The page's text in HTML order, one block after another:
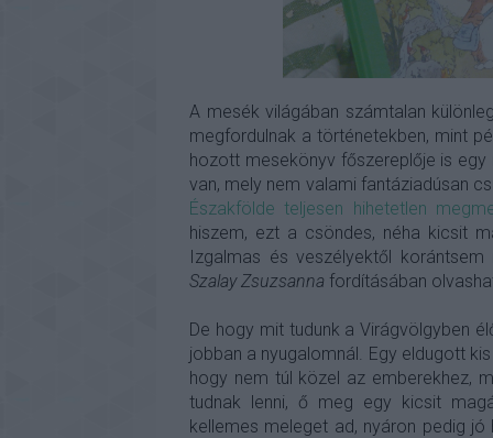
A mesék világában számtalan
megfordulnak a történetekben, mint
hozott mesekönyv főszereplője is
van, mely nem valami fantáziadúsan
Északfölde teljesen hihetetlen
hiszem, ezt a csöndes, néha kicsit
Izgalmas és veszélyektől
Szalay Zsuzsanna fordításában
De hogy mit tudunk a Virágvölgyben
jobban a nyugalomnál. Egy eldugott
hogy nem túl közel az emberekhez,
tudnak lenni, ő meg egy kicsit
kellemes meleget ad, nyáron pedig